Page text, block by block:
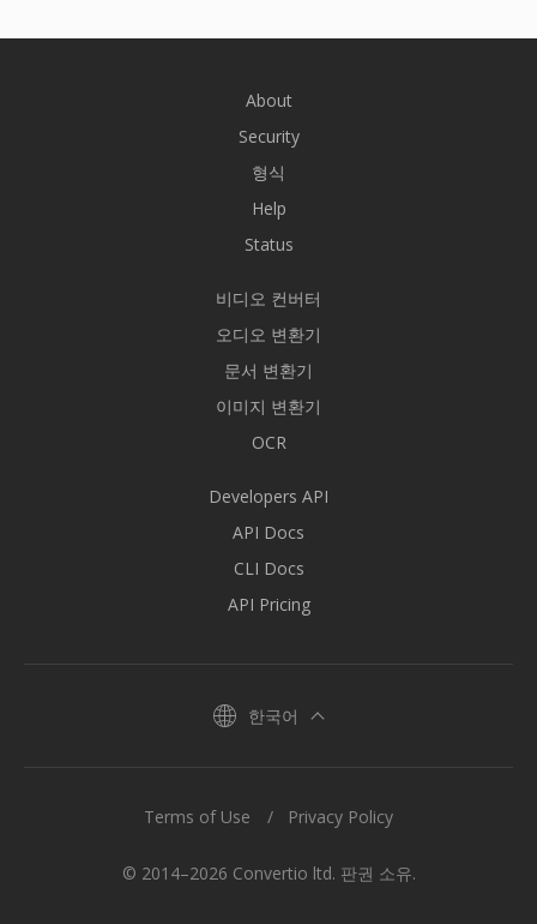
About
Security
형식
Help
Status
비디오 컨버터
오디오 변환기
문서 변환기
이미지 변환기
OCR
Developers API
API Docs
CLI Docs
API Pricing
한국어
© 2014–2026 Convertio ltd. 판권 소유.
Terms of Use Privacy Policy